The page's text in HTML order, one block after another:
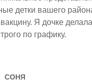
детки вашего
Я дочке
по графику.
СОНЯ